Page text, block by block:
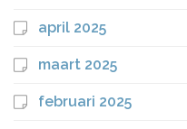
april 2025
maart 2025
februari 2025